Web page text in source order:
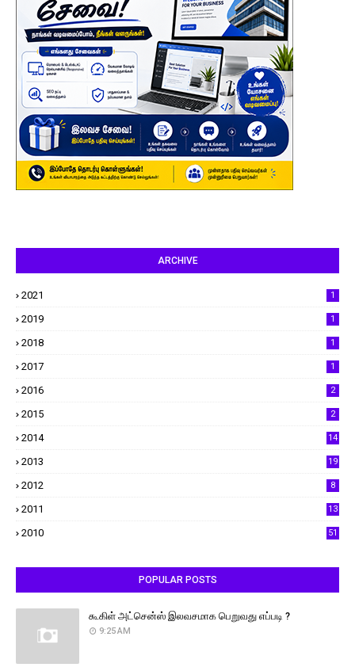
ARCHIVE
2021 1
2019 1
2018 1
2017 1
2016 2
2015 2
2014 14
2013 19
2012 8
2011 13
2010 51
POPULAR POSTS
கூகிள் அட்சென்ஸ் இலவசமாக பெறுவது எப்படி ?
9:25 AM